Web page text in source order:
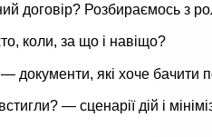
договір? Розбираємось з
коли, за що і навіщо?
документи, які хоче бачити
— сценарії дій і